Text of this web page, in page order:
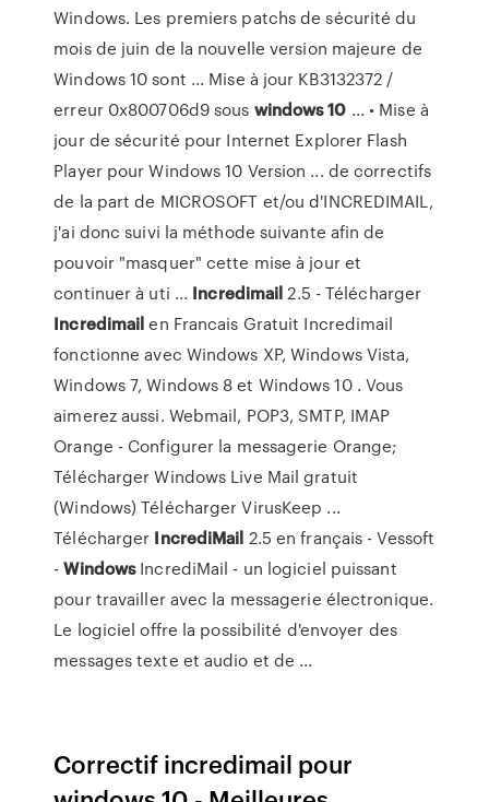
Windows. Les premiers patchs de sécurité du
mois de juin de la nouvelle version majeure de
Windows 10 sont ... Mise à jour KB3132372 /
erreur 0x800706d9 sous windows10 ... • Mise à
jour de sécurité pour Internet Explorer Flash
Player pour Windows 10 Version ... de correctifs
de la part de MICROSOFT et/ou d'INCREDIMAIL,
j'ai donc suivi la méthode suivante afin de
pouvoir "masquer" cette mise à jour et
continuer à uti ... Incredimail2.5 - Télécharger
Incredimailen Francais Gratuit Incredimail
fonctionne avec Windows XP, Windows Vista,
Windows 7, Windows 8 et Windows 10 . Vous
aimerez aussi. Webmail, POP3, SMTP, IMAP
Orange - Configurer la messagerie Orange;
Télécharger Windows Live Mail gratuit
(Windows) Télécharger VirusKeep ...
Télécharger IncrediMail 2.5 en français - Vessoft
-WindowsIncrediMail - un logiciel puissant
pour travailler avec la messagerie électronique.
Le logiciel offre la possibilité d'envoyer des
messages texte et audio et de ...
Correctif incredimail pour